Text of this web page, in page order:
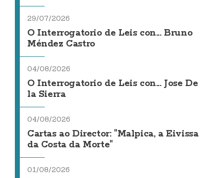
29/07/2026
O Interrogatorio de Leis con... Bruno
Méndez Castro
04/08/2026
O Interrogatorio de Leis con... Jose De
la Sierra
04/08/2026
Cartas ao Director: "Malpica, a Eivissa
da Costa da Morte"
01/08/2026